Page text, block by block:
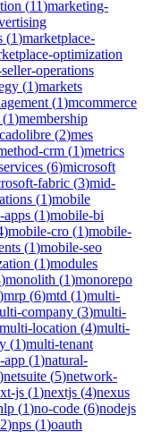
(11)marketing-
(1)marketplace-
optimization
operations
(1)markets
(1)mcommerce
(1)membership
(2)mes
crm (1)metrics
(6)microsoft
fabric (3)mid-
(1)mobile
apps (1)mobile-bi
)mobile-cro (1)mobile-
(1)mobile-seo
(1)modules
)monolith (1)monorepo
)mrp (6)mtd (1)multi-
company (3)multi-
multi-location (4)multi-
(1)multi-tenant
app (1)natural-
)netsuite (5)network-
js (1)nextjs (4)nexus
(1)no-code (6)nodejs
2)nps (1)oauth